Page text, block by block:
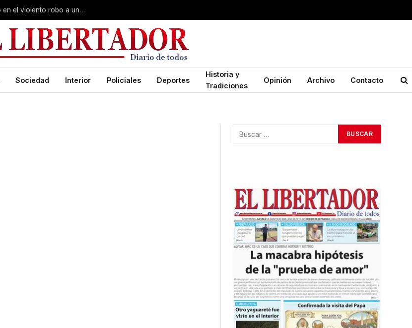
Curuzú Cuatiá: detuvieron a un séptimo implicado en el violento robo a una anciana
Sociedad Interior Policiales Deportes
Historia y
Tradiciones
Opinión Archivo Contacto